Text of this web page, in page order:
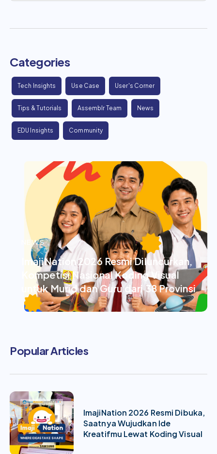
Categories
Tech Insights Use Case User's Corner
Tips & Tutorials Assemblr Team News
EDU Insights Community
NEWS
ImajiNation 2026 Resmi Diluncurkan,
Kompetisi Nasional Koding Visual
untuk Murid dan Guru dari 38 Provinsi
Popular Articles
ImajiNation 2026 Resmi Dibuka,
Saatnya Wujudkan Ide
Kreatifmu Lewat Koding Visual